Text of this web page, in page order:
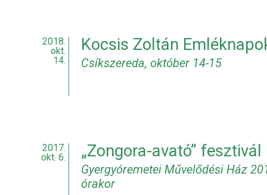
2018.
okt.
14.
Kocsis Zoltán
Csíkszereda, október 14-15
2017.
okt. 6.
„Zongora-avató”
Gyergyóremetei Művelődési Ház
órakor